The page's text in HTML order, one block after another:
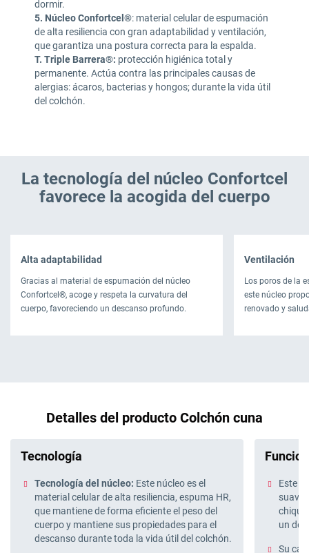
dormir.
5. Núcleo Confortcel®: material celular de espumación
de alta resiliencia con gran adaptabilidad y ventilación,
que garantiza una postura correcta para la espalda.
T. Triple Barrera®: protección higiénica total y
permanente. Actúa contra las principales causas de
alergias: ácaros, bacterias y hongos; durante la vida útil
del colchón.
La tecnología del núcleo Confortcel
favorece la acogida del cuerpo
Alta adaptabilidad
Gracias al material de espumación del núcleo
Confortcel®, acoge y respeta la curvatura del
cuerpo, favoreciendo un descanso profundo.
Ventilación
Los poros de la
este núcleo
renovado y
Detalles del producto Colchón cuna
Tecnología
Tecnología del núcleo: Este núcleo es el
material celular de alta resiliencia, espuma HR,
que mantiene de forma eficiente el peso del
cuerpo y mantiene sus propiedades para el
descanso durante toda la vida útil del colchón.
Este
suave
un
Su